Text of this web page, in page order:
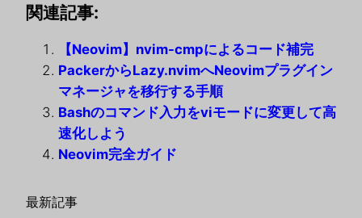
関連記事:
【Neovim】nvim-cmpによるコード補完
PackerからLazy.nvimへNeovimプラグイン
マネージャを移行する手順
Bashのコマンド入力をviモードに変更して高
速化しよう
Neovim完全ガイド
最新記事